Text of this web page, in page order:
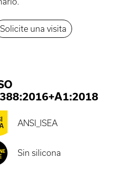
Solicite una visita
ANSI_ISEA
Sin silicona